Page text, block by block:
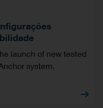
launch of new tested
system.